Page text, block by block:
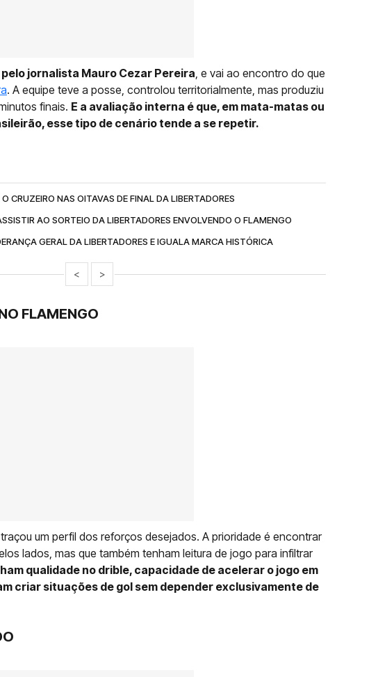
jornalista Mauro Cezar Pereira, e vai ao encontro do que
. A equipe teve a posse, controlou territorialmente, mas produziu
finais. E a avaliação interna é que, em mata-matas ou
esse tipo de cenário tende a se repetir.
CRUZEIRO NAS OITAVAS DE FINAL DA LIBERTADORES
AO SORTEIO DA LIBERTADORES ENVOLVENDO O FLAMENGO
GERAL DA LIBERTADORES E IGUALA MARCA HISTÓRICA
< >
FLAMENGO
um perfil dos reforços desejados. A prioridade é encontrar
lados, mas que também tenham leitura de jogo para infiltrar
qualidade no drible, capacidade de acelerar o jogo em
criar situações de gol sem depender exclusivamente de